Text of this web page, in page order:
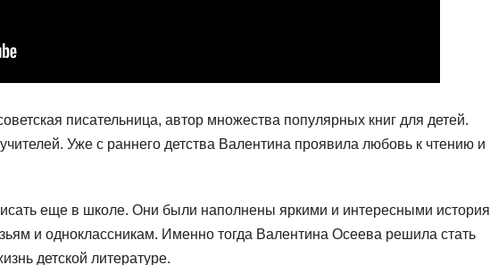
писательница, автор множества популярных книг для детей.
Уже с раннего детства Валентина проявила любовь к чтению и
еще в школе. Они были наполнены яркими и интересными
и одноклассникам. Именно тогда Валентина Осеева решила стать
детской литературе.